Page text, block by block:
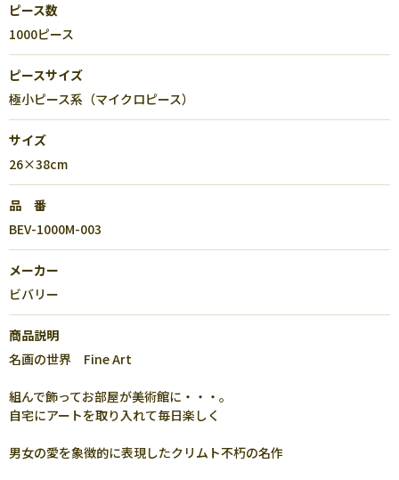
ピース数
1000ピース
ピースサイズ
極小ピース系（マイクロピース）
サイズ
26×38cm
品 番
BEV-1000M-003
メーカー
ビバリー
商品説明
名画の世界 Fine Art
組んで飾ってお部屋が美術館に・・・。
自宅にアートを取り入れて毎日楽しく
男女の愛を象徴的に表現したクリムト不朽の名作